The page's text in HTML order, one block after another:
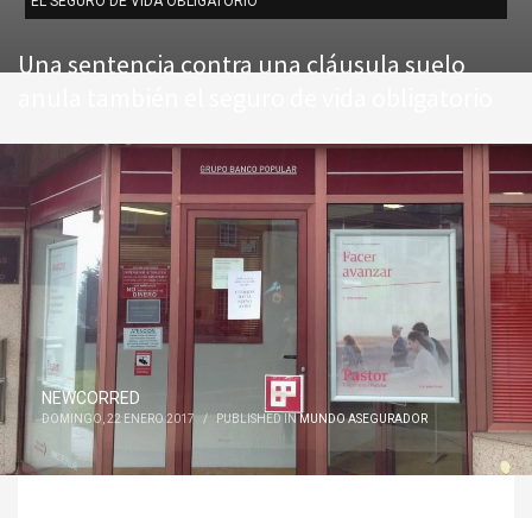
Una sentencia contra una cláusula suelo
NEWCORRED
DOMINGO, 22 ENERO 2017 / PUBLISHED IN MUNDO ASEGURADOR